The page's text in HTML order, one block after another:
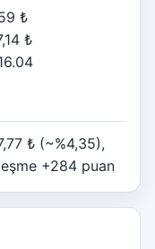
₺
₺
₺ (~%4,35),
+284 puan